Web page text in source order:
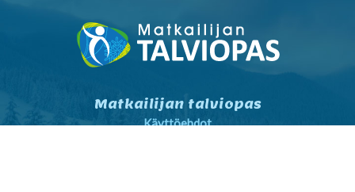
Matkailijan talviopas
Käyttöehdot